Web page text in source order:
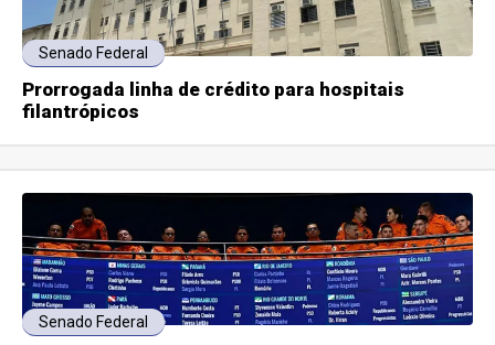
Senado Federal
Prorrogada linha de crédito para hospitais
filantrópicos
Senado Federal